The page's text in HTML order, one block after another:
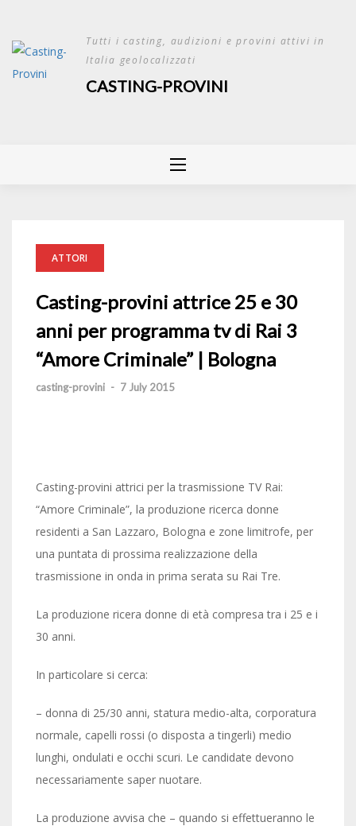
content
Tutti i casting, audizioni e provini attivi in
Italia geolocalizzati
CASTING-PROVINI
ATTORI
Casting-provini attrice 25 e 30
anni per programma tv di Rai 3
“Amore Criminale” | Bologna
casting-provini - 7 July 2015
Casting-provini attrici per la trasmissione TV Rai:
“Amore Criminale”, la produzione ricerca donne
residenti a San Lazzaro, Bologna e zone limitrofe, per
una puntata di prossima realizzazione della
trasmissione in onda in prima serata su Rai Tre.
La produzione ricera donne di età compresa tra i 25 e i
30 anni.
In particolare si cerca:
– donna di 25/30 anni, statura medio-alta, corporatura
normale, capelli rossi (o disposta a tingerli) medio
lunghi, ondulati e occhi scuri. Le candidate devono
necessariamente saper nuotare.
La produzione avvisa che – quando si effettueranno le